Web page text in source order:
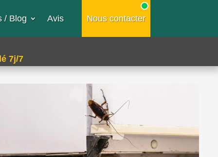
/ Blog Avis Nous contacter
7j/7